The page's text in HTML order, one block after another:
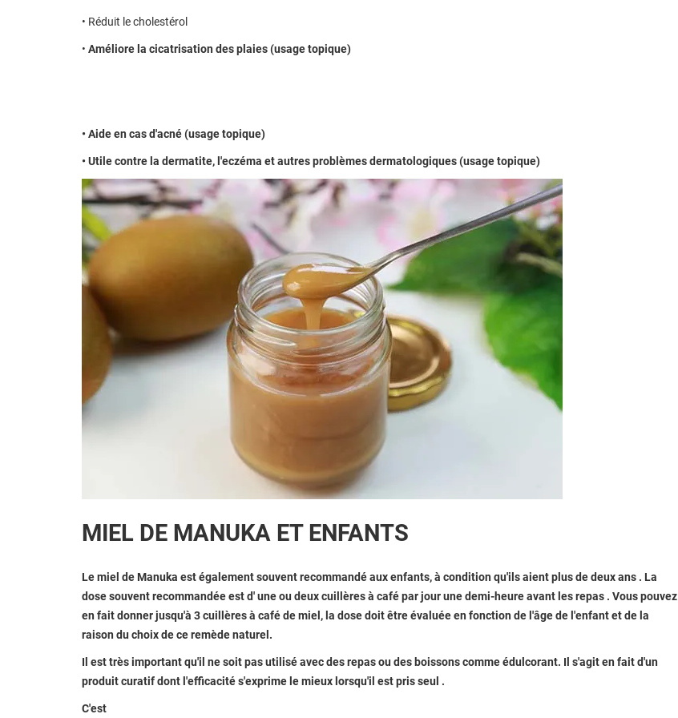
• Réduit le cholestérol
• Améliore la cicatrisation des plaies (usage topique)
• Aide en cas d'acné (usage topique)
•Utile contre la dermatite, l'eczéma et autres problèmes dermatologiques (usage topique)
MIEL DE MANUKA ET ENFANTS
Le miel de Manuka est également souvent recommandé aux enfants, à condition qu'ils aientplus de deux ans . La
dose souvent recommandée est d'une ou deux cuillères à café par jour une demi-heure avant les repas . Vous pouvez
en fait donner jusqu'à 3 cuillères à café de miel, la dose doit être évaluée en fonction de l'âge de l'enfant et de la
raison du choix de ce remède naturel.
Il est très important qu'il ne soit pas utilisé avec des repas ou des boissons comme édulcorant. Il s'agit en fait d'un
produit curatif dont l'efficacité s'exprime le mieux lorsqu'il estpris seul .
C'est